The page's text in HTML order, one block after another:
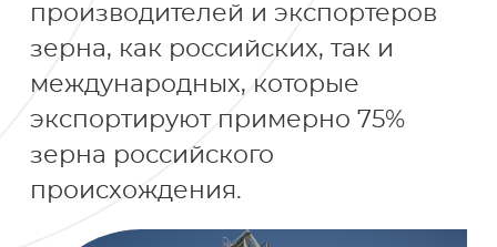
производителей и экспортеров
зерна, как российских, так и
международных, которые
экспортируют примерно 75%
зерна российского
происхождения.